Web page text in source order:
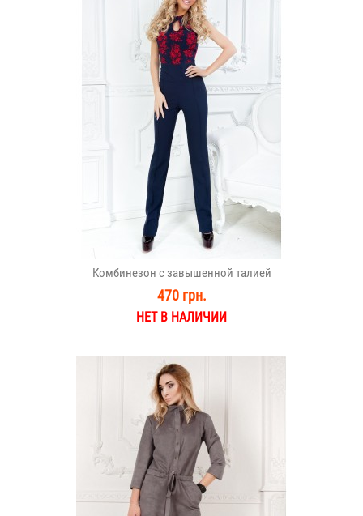
Комбинезон с завышенной талией
470 грн.
НЕТ В НАЛИЧИИ